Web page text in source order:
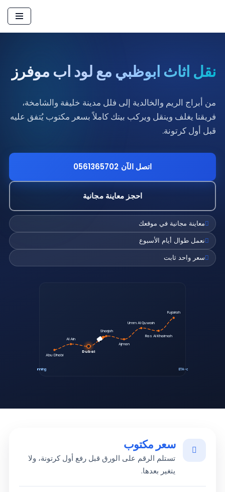
نقل اثاث ابوظبي مع لود أب موفرز
من أبراج الريم والخالدية إلى فلل مدينة خليفة والشامخة،
فريقنا يغلف وينقل ويركب بيتك كاملاً بسعر مكتوب يُتفق عليه
قبل أول كرتونة.
اتصل الآن 0561365702
احجز معاينة مجانية
معاينة مجانية في موقعك
نعمل طوال أيام الأسبوع
سعر واحد ثابت
Abu Dhabi
Al Ain
Dubai
Sharjah
Ajman
Umm Al Quwain
Ras Al Khaimah
Fujairah
Live route planning ETA-optimised dispatch
سعر مكتوب
تستلم الرقم على الورق قبل رفع أول كرتونة، ولا
يتغير بعدها.